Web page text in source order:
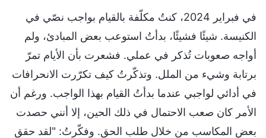
في فبراير 2024، كنتُ مكلّفة بالقيام بواجب نصّي في
الكنيسة. شيئًا فشيئًا، بدأتُ استوعب بعض المبادئ، ولم
أواجه صعوبات تُذكر في عملي. فشعرت بأن الأيام تمرّ
برتابة وشيء من الملل. وتذكّرتُ كيف تكرّرت الانحرافات
في أدائي لواجبي عندما بدأتُ القيام بهذا الواجب. ورغم أن
الأمر كان صعب الاحتمال في ذلك الحين، إلا أنني حصدت
بعض المكاسب من خلال طلب الحق. وفكّرتُ: "لقد حقق